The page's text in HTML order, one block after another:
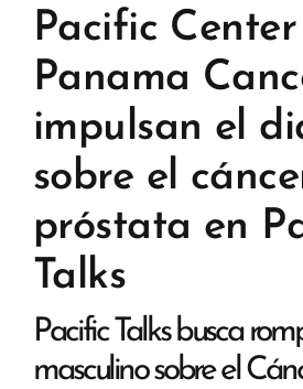
Stores and
Hospital and
Services and
News
Contact
Pacific
Panama
impulsan el
sobre el
próstata en
Talks
Pacific Talks busca
masculino sobre el